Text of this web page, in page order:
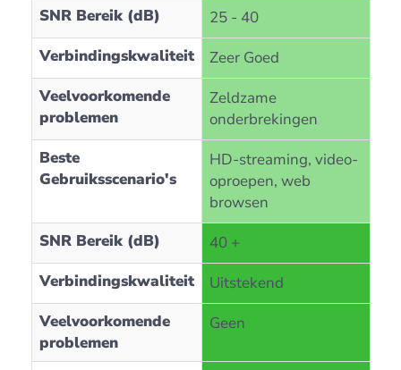
SNR Bereik (dB)
25 - 40
Verbindingskwaliteit
Zeer Goed
Veelvoorkomende
problemen
Zeldzame
onderbrekingen
Beste
Gebruiksscenario's
HD-streaming, video-
oproepen, web
browsen
SNR Bereik (dB)
40 +
Verbindingskwaliteit
Uitstekend
Veelvoorkomende
problemen
Geen